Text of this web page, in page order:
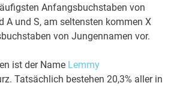
Anfangsbuchstaben von
A und S, am seltensten kommen X
von Jungennamen vor.
ist der Name Lemmy
Tatsächlich bestehen 20,3% aller in